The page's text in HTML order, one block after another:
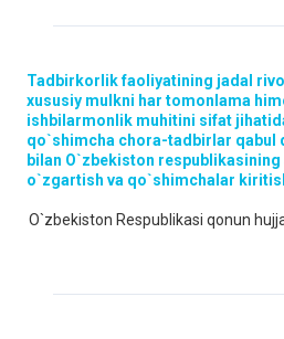
Tadbirkorlik faoliyatining jadal
xususiy mulkni har tomonlama
ishbilarmonlik muhitini sifat
qo`shimcha chora-tadbirlar qabul
bilan O`zbekiston
o`zgartish va qo`shimchalar
O`zbekiston Respublikasi qonun